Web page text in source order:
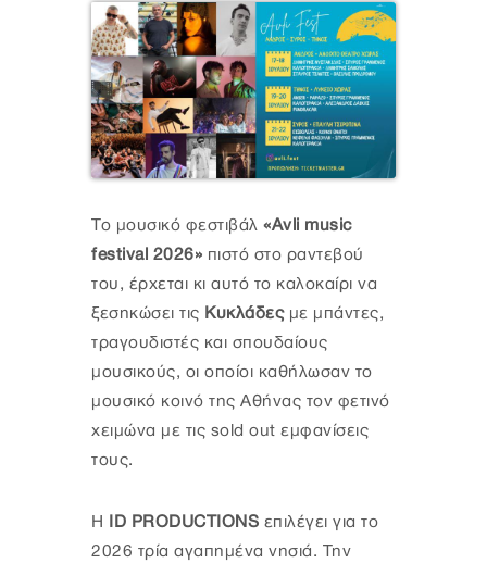
Το μουσικό φεστιβάλ «Avli music
festival 2026» πιστό στο ραντεβού
του, έρχεται κι αυτό το καλοκαίρι να
ξεσηκώσει τις Κυκλάδεςμε μπάντες,
τραγουδιστές και σπουδαίους
μουσικούς, οι οποίοι καθήλωσαν το
μουσικό κοινό της Αθήνας τον φετινό
χειμώνα με τις sold out εμφανίσεις
τους.
Η ID PRODUCTIONS επιλέγει για το
2026 τρία αγαπημένα νησιά. Την